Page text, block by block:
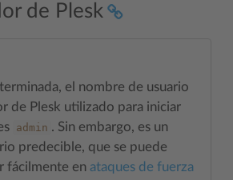
de Plesk
el nombre de usuario
de Plesk utilizado para iniciar
admin . Sin embargo, es un
predecible, que se puede
fácilmente en ataques de fuerza